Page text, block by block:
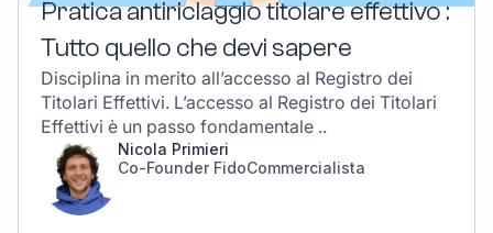
Pratica antiriclaggio titolare effettivo :
Tutto quello che devi sapere
Disciplina in merito all’accesso al Registro dei
Titolari Effettivi. L’accesso al Registro dei Titolari
Effettivi è un passo fondamentale ..
Nicola Primieri
Co-Founder FidoCommercialista